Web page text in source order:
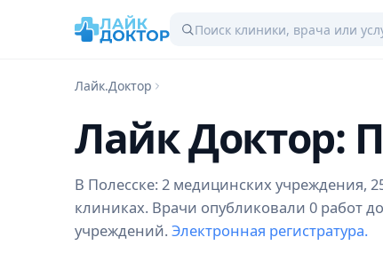
Лайк.Доктор
Лайк Доктор:
В Полесске: 2 медицинских учреждения,
клиниках. Врачи опубликовали 0 работ
учреждений. Электронная регистратура.